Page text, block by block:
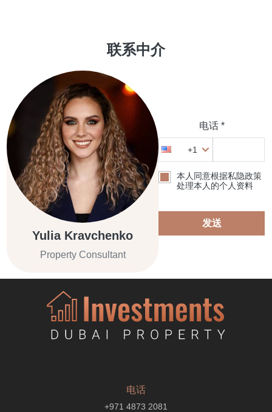
联系中介
Yulia Kravchenko
Property Consultant
电话 *
+1
本人同意根据私隐政策
处理本人的个人资料
发送
电话
+971 4873 2081